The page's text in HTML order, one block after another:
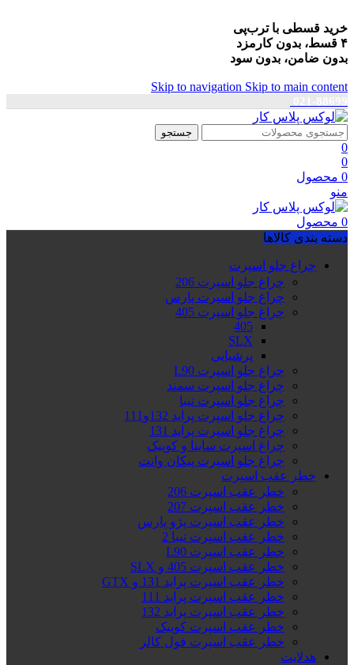
خرید قسطی با ترب‌پی
۴ قسط، بدون کارمزد
بدون ضامن، بدون سود
Skip to navigation Skip to main content
جستجو
0
0
0 محصول
منو
0 محصول
دسته بندی کالاها
چراغ جلو اسپرت
چراغ جلو اسپرت 206
چراغ جلو اسپرت پارس
چراغ جلو اسپرت 405
405
SLX
پرشیایی
چراغ جلو اسپرت L90
چراغ جلو اسپرت سمند
چراغ جلو اسپرت تیبا
چراغ جلو اسپرت پراید 132و111
چراغ جلو اسپرت پراید 131
چراغ اسپرت ساینا و کوییک
چراغ جلو اسپرت پیکان وانت
خطر عقب اسپرت
خطر عقب اسپرت 206
خطر عقب اسپرت 207
خطر عقب اسپرت پژو پارس
خطر عقب اسپرت تیبا 2
خطر عقب اسپرت L90
خطر عقب اسپرت 405 و SLX
خطر عقب اسپرت پراید 131 و GTX
خطر عقب اسپرت پراید 111
خطر عقب اسپرت پراید 132
خطر عقب اسپرت کوییک
خطر عقب اسپرت فول کالر
هدلایت